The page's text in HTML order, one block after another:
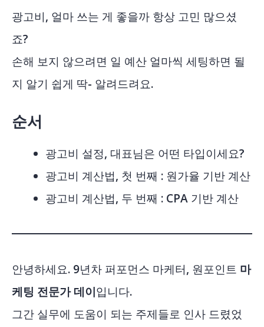
광고비, 얼마 쓰는 게 좋을까 항상 고민 많으셨
죠?
손해 보지 않으려면 일 예산 얼마씩 세팅하면 될
지 알기 쉽게 딱- 알려드려요.
순서
광고비 설정, 대표님은 어떤 타입이세요?
광고비 계산법, 첫 번째 : 원가율 기반 계산
광고비 계산법, 두 번째 : CPA 기반 계산
안녕하세요. 9년차 퍼포먼스 마케터, 원포인트 마
케팅 전문가 데이입니다.
그간 실무에 도움이 되는 주제들로 인사 드렸었